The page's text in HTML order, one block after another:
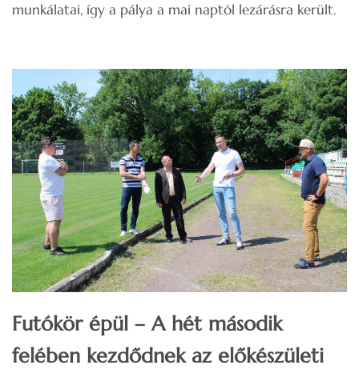
munkálatai, így a pálya a mai naptól lezárásra került.
Futókör épül – A hét második
felében kezdődnek az előkészületi